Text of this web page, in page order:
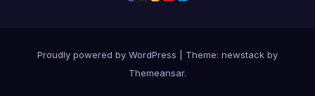
Proudly powered by WordPress
Theme: newstack by
Themeansar.